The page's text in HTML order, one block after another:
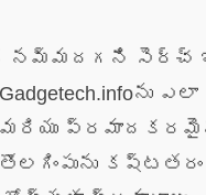
ఒక నమ్మదగని సెర్చ్
ప్రమాదకరమైన